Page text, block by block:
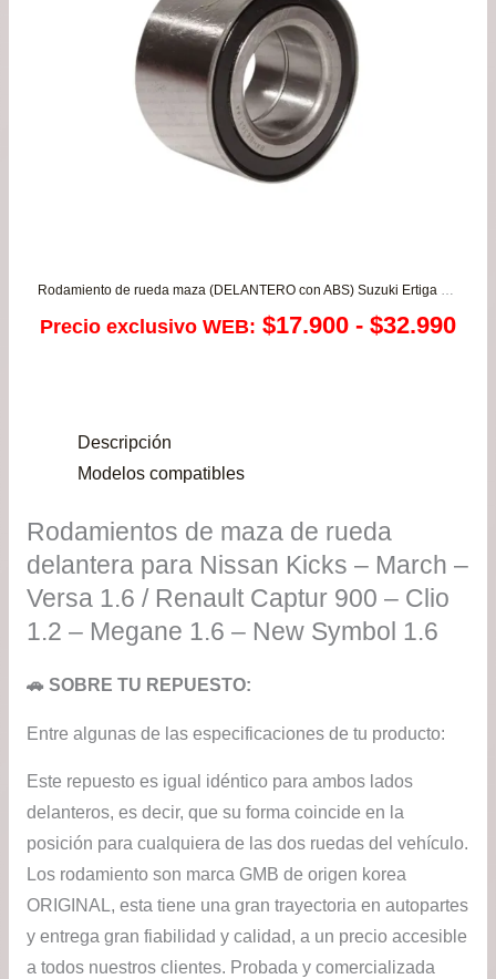
Precio exclusivo WEB: $17.900 - $32.990
Descripción
Modelos compatibles
Rodamientos de maza de rueda
delantera para Nissan Kicks – March –
Versa 1.6 / Renault Captur 900 – Clio
1.2 – Megane 1.6 – New Symbol 1.6
🚗 SOBRE TU REPUESTO:
Entre algunas de las especificaciones de tu producto:
Este repuesto es igual idéntico para ambos lados
delanteros, es decir, que su forma coincide en la
posición para cualquiera de las dos ruedas del vehículo.
Los rodamiento son marca GMB de origen korea
ORIGINAL, esta tiene una gran trayectoria en autopartes
y entrega gran fiabilidad y calidad, a un precio accesible
a todos nuestros clientes. Probada y comercializada